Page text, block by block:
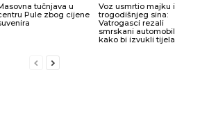
tučnjava u
Pule zbog cijene
Voz usmrtio majku i
trogodišnjeg sina:
Vatrogasci rezali
smrskani automobil
kako bi izvukli tijela